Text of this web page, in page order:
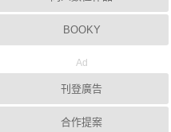
BOOKY
Ad
刊登廣告
合作提案